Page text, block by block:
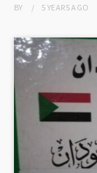
BY 5 YEARSAGO